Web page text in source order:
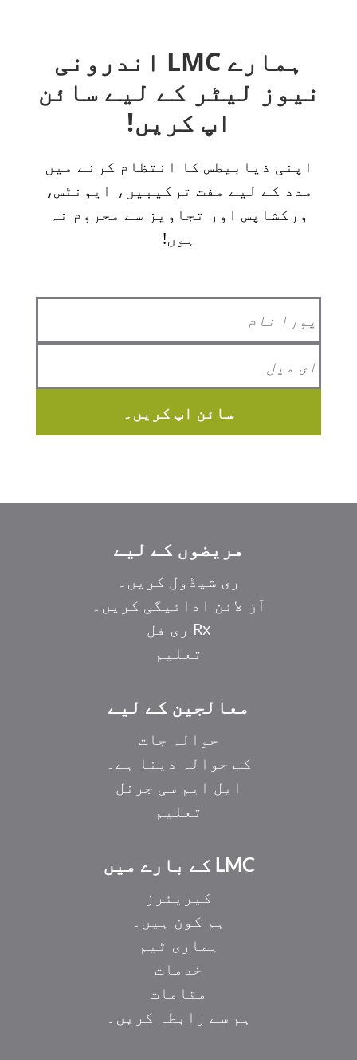
ہمارے LMC اندرونی
نیوز لیٹر کے لیے سائن
اپ کریں!
اپنی ذیابیطس کا انتظام کرنے میں
مدد کے لیے مفت ترکیبیں، ایونٹس،
ورکشاپس اور تجاویز سے محروم نہ
ہوں!
سائن اپ کریں۔
مریضوں کے لیے
ری شیڈول کریں۔
آن لائن ادائیگی کریں۔
Rx ری فل
تعلیم
معالجین کے لیے
حوالہ جات
کب حوالہ دینا ہے۔
ایل ایم سی جرنل
تعلیم
LMC کے بارے میں
کیریئرز
ہم کون ہیں۔
ہماری ٹیم
خدمات
مقامات
ہم سے رابطہ کریں۔